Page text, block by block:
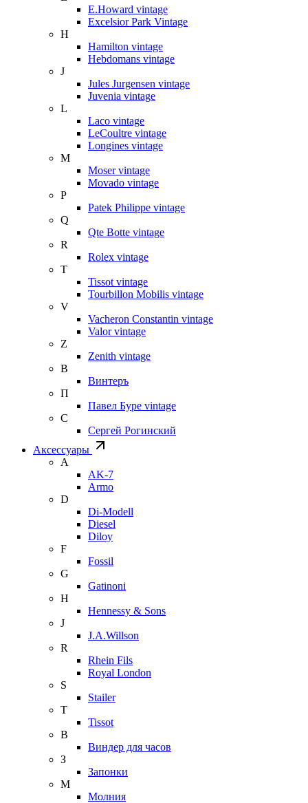
E.Howard vintage
Excelsior Park Vintage
H
Hamilton vintage
Hebdomans vintage
J
Jules Jurgensen vintage
Juvenia vintage
L
Laco vintage
LeCoultre vintage
Longines vintage
M
Moser vintage
Movado vintage
P
Patek Philippe vintage
Q
Qte Botte vintage
R
Rolex vintage
T
Tissot vintage
Tourbillon Mobilis vintage
V
Vacheron Constantin vintage
Valor vintage
Z
Zenith vintage
В
Винтеръ
П
Павел Буре vintage
С
Сергей Рогинский
Аксессуары
A
AK-7
Armo
D
Di-Modell
Diesel
Diloy
F
Fossil
G
Gatinoni
H
Hennessy & Sons
J
J.A.Willson
R
Rhein Fils
Royal London
S
Stailer
T
Tissot
В
Виндер для часов
З
Запонки
М
Молния